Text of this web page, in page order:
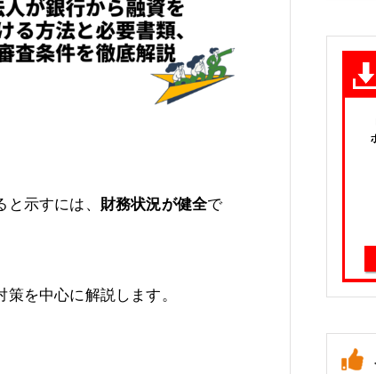
示すには、 財務状況が健全で
を中心に解説します。